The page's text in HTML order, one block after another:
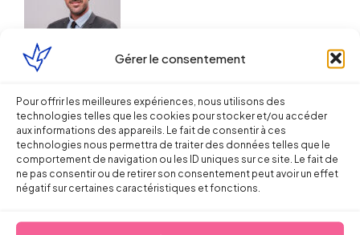
Gérer le consentement
Pour offrir les meilleures expériences, nous utilisons des
technologies telles que les cookies pour stocker et/ou accéder
aux informations des appareils. Le fait de consentir à ces
technologies nous permettra de traiter des données telles que le
comportement de navigation ou les ID uniques sur ce site. Le fait de
ne pas consentir ou de retirer son consentement peut avoir un effet
négatif sur certaines caractéristiques et fonctions.
Les précautions à prendre en cas
d’embauche de professeurs à
temps incomplet dans l’animation